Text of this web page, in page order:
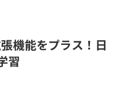
機能をプラス！日
習